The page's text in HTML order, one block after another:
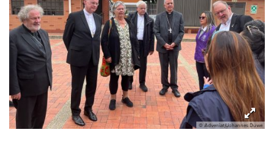
© Adveniat/Johannes Duwe